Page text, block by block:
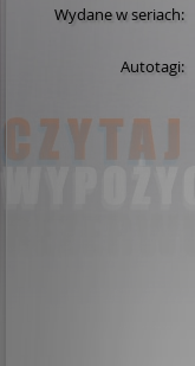
Wydane w seriach:
Autotagi: